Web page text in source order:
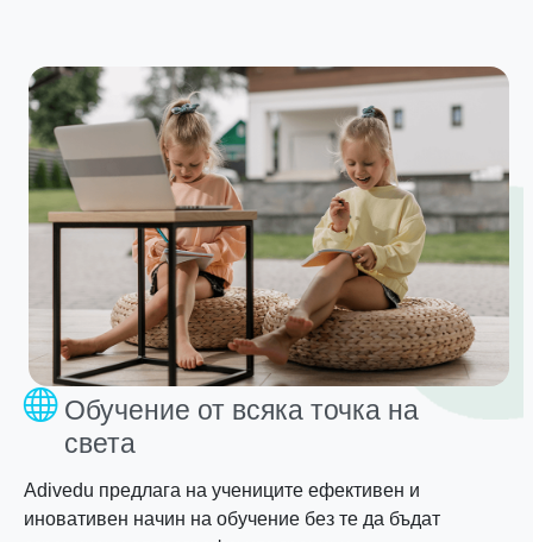
Обучение от всяка точка на
света
Adivedu предлага на учениците ефективен и
иновативен начин на обучение без те да бъдат